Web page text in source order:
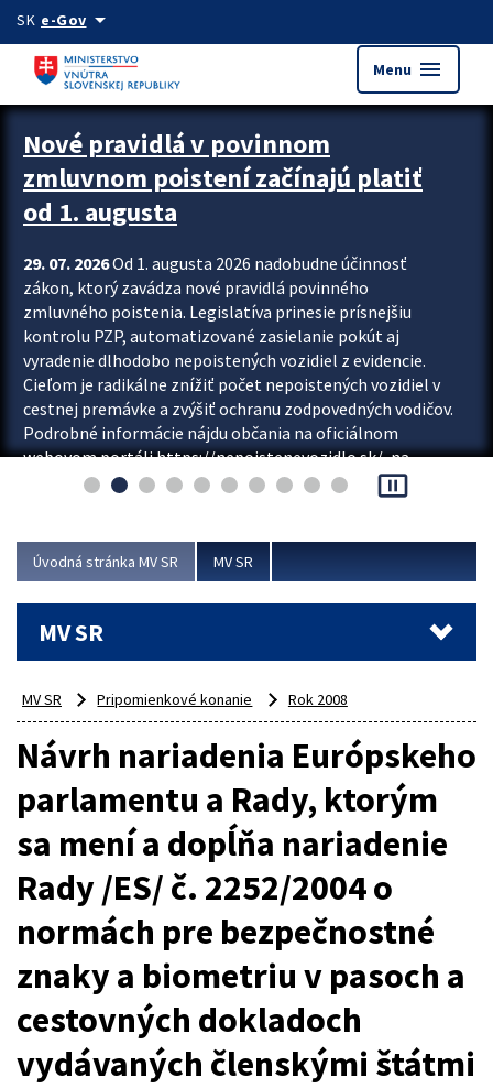
Preskocit na hlavný obsah
SK e-Govarrow_drop_down
Menu menu
Zastavit automatický posun upútavok
Nové pravidlá v povinnom
zmluvnom poistení začínajú platiť
od 1. augusta
29. 07. 2026Od 1. augusta 2026 nadobudne účinnosť
zákon, ktorý zavádza nové pravidlá povinného
zmluvného poistenia. Legislatíva prinesie prísnejšiu
kontrolu PZP, automatizované zasielanie pokút aj
vyradenie dlhodobo nepoistených vozidiel z evidencie.
Cieľom je radikálne znížiť počet nepoistených vozidiel v
cestnej premávke a zvýšiť ochranu zodpovedných vodičov.
Podrobné informácie nájdu občania na oficiálnom
webovom portáli https://nepoistenevozidlo.sk/, na
ktorom od augusta pribudne aj možnosť overiť si...
pause_presentation
Úvodná stránka MV SR MV SR
MV SR
MV SR Pripomienkové konanie Rok 2008
Návrh nariadenia Európskeho
parlamentu a Rady, ktorým
sa mení a dopĺňa nariadenie
Rady /ES/ č. 2252/2004 o
normách pre bezpečnostné
znaky a biometriu v pasoch a
cestovných dokladoch
vydávaných členskými štátmi